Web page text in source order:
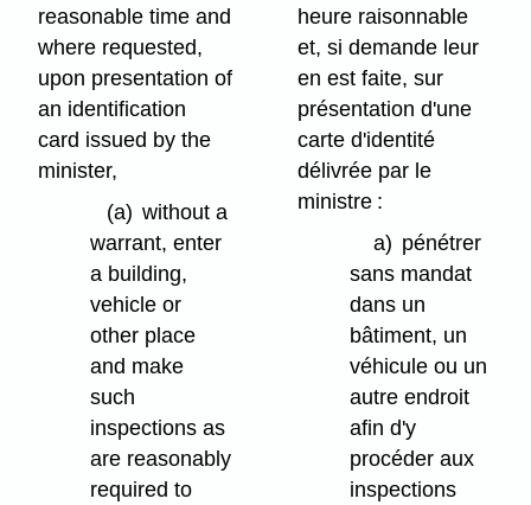
reasonable time and
where requested,
upon presentation of
an identification
card issued by the
minister,
(a) without a
warrant, enter
a building,
vehicle or
other place
and make
such
inspections as
are reasonably
required to
heure raisonnable
et, si demande leur
en est faite, sur
présentation d'une
carte d'identité
délivrée par le
ministre :
a) pénétrer
sans mandat
dans un
bâtiment, un
véhicule ou un
autre endroit
afin d'y
procéder aux
inspections